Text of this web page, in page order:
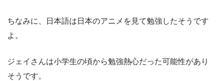
ちなみに、日本語は日本のアニメを見て勉強したそうです
よ。
ジェイさんは小学生の頃から勉強熱心だった可能性があり
そうです。